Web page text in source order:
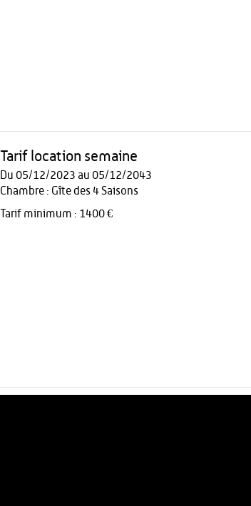
Tarif location semaine
Du 05/12/2023 au 05/12/2043
Chambre : Gîte des 4 Saisons
Tarif minimum : 1400 €